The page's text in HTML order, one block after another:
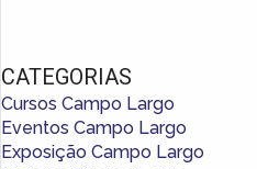
CATEGORIAS
Cursos Campo Largo
Eventos Campo Largo
Exposição Campo Largo